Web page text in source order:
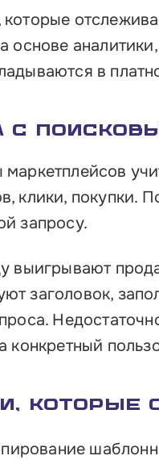
основе
в
с
клики, покупки.
запросу.
выигрывают
заголовок,
конкретный
которые